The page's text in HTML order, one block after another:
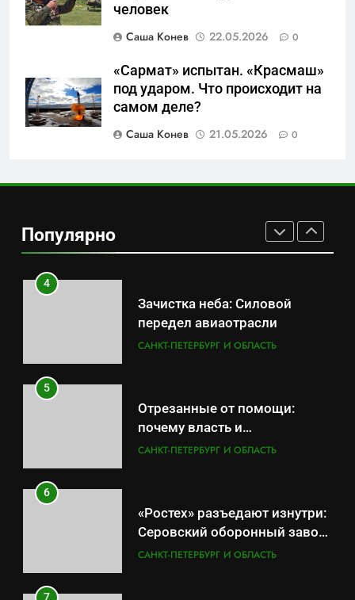
человек
Саша Конев
22.05.2026 0
«Сармат» испытан. «Красмаш»
под ударом. Что происходит на
самом деле?
Саша Конев
21.05.2026 0
Популярно
калининградском анклаве:
САНКТ-ПЕТЕРБУРГ И ОБЛАСТЬ
«500-тонный беспилотник»
или очередная показуха? Что
скрывает российский ВМФ
САНКТ-ПЕТЕРБУРГ И ОБЛАСТЬ
Отставка Бречалова как
результат управленческих
провалов и уязвимости
САНКТ-ПЕТЕРБУРГ И ОБЛАСТЬ
4
Зачистка неба: Силовой
передел авиаотрасли
САНКТ-ПЕТЕРБУРГ И ОБЛАСТЬ
5
Отрезанные от помощи:
почему власть и
маркетплейсы «умывают
САНКТ-ПЕТЕРБУРГ И ОБЛАСТЬ
6
«Ростех» разъедают изнутри:
Серовский оборонный завод
идёт ко дну
САНКТ-ПЕТЕРБУРГ И ОБЛАСТЬ
7
Отрезанные от помощи:
почему власть и